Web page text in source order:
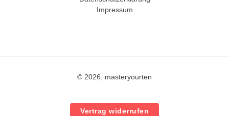
Impressum
© 2026, masteryourten
Vertrag widerrufen